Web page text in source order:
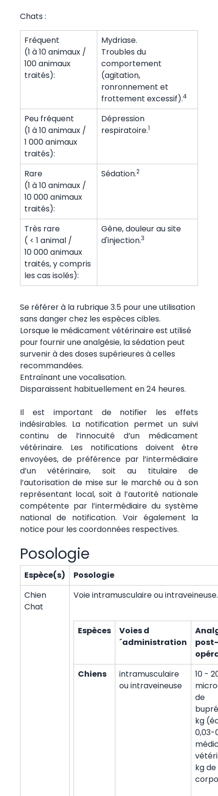
Chats :
Fréquent
(1 à 10 animaux /
100 animaux
traités):
Mydriase.
Troubles du
comportement
(agitation,
ronronnement et
frottement excessif).4
Peu fréquent
(1 à 10 animaux /
1 000 animaux
traités):
Dépression
respiratoire.1
Rare
(1 à 10 animaux /
10 000 animaux
traités):
Sédation.2
Très rare
( < 1 animal /
10 000 animaux
traités, y compris
les cas isolés):
Gêne, douleur au site
d'injection.3
Se référer à la rubrique 3.5 pour une utilisation
sans danger chez les espèces cibles.
Lorsque le médicament vétérinaire est utilisé
pour fournir une analgésie, la sédation peut
survenir à des doses supérieures à celles
recommandées.
Entraînant une vocalisation.
Disparaissent habituellement en 24 heures.
Il est important de notifier les effets
indésirables. La notification permet un suivi
continu de l’innocuité d’un médicament
vétérinaire. Les notifications doivent être
envoyées, de préférence par l’intermédiaire
d’un vétérinaire, soit au titulaire de
l’autorisation de mise sur le marché ou à son
représentant local, soit à l’autorité nationale
compétente par l’intermédiaire du système
national de notification. Voir également la
notice pour les coordonnées respectives.
Posologie
Espèce(s)
Posologie
Chien
Chat
Voie intramusculaire ou intraveineuse.
Espèces
Voies d
´administration
post-
Chiens
intramusculaire
ou intraveineuse
10 -
de
kg
0,03-
kg